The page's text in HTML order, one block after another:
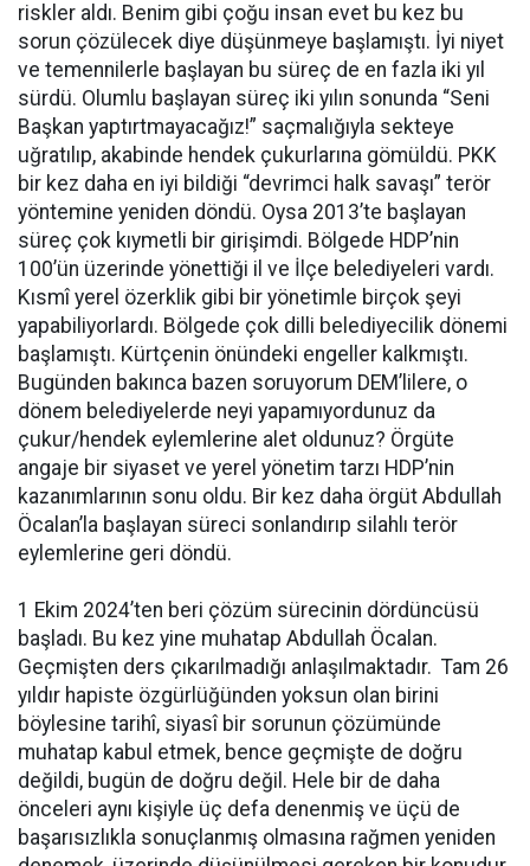
riskler aldı. Benim gibi çoğu insan evet bu kez bu
sorun çözülecek diye düşünmeye başlamıştı. İyi niyet
ve temennilerle başlayan bu süreç de en fazla iki yıl
sürdü. Olumlu başlayan süreç iki yılın sonunda “Seni
Başkan yaptırtmayacağız!” saçmalığıyla sekteye
uğratılıp, akabinde hendek çukurlarına gömüldü. PKK
bir kez daha en iyi bildiği “devrimci halk savaşı” terör
yöntemine yeniden döndü. Oysa 2013’te başlayan
süreç çok kıymetli bir girişimdi. Bölgede HDP’nin
100’ün üzerinde yönettiği il ve İlçe belediyeleri vardı.
Kısmî yerel özerklik gibi bir yönetimle birçok şeyi
yapabiliyorlardı. Bölgede çok dilli belediyecilik dönemi
başlamıştı. Kürtçenin önündeki engeller kalkmıştı.
Bugünden bakınca bazen soruyorum DEM’lilere, o
dönem belediyelerde neyi yapamıyordunuz da
çukur/hendek eylemlerine alet oldunuz? Örgüte
angaje bir siyaset ve yerel yönetim tarzı HDP’nin
kazanımlarının sonu oldu. Bir kez daha örgüt Abdullah
Öcalan’la başlayan süreci sonlandırıp silahlı terör
eylemlerine geri döndü.
1 Ekim 2024’ten beri çözüm sürecinin dördüncüsü
başladı. Bu kez yine muhatap Abdullah Öcalan.
Geçmişten ders çıkarılmadığı anlaşılmaktadır. Tam 26
yıldır hapiste özgürlüğünden yoksun olan birini
böylesine tarihî, siyasî bir sorunun çözümünde
muhatap kabul etmek, bence geçmişte de doğru
değildi, bugün de doğru değil. Hele bir de daha
önceleri aynı kişiyle üç defa denenmiş ve üçü de
başarısızlıkla sonuçlanmış olmasına rağmen yeniden